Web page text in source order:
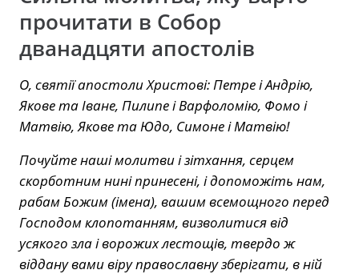
прочитати в Собор
дванадцяти апостолів
О, святії апостоли Христові: Петре і Андрію,
Якове та Іване, Пилипе і Варфоломію, Фомо і
Матвію, Якове та Юдо, Симоне і Матвію!
Почуйте наші молитви і зітхання, серцем
скорботним нині принесені, і допоможіть нам,
рабам Божим (імена), вашим всемощного перед
Господом клопотанням, визволитися від
усякого зла і ворожих лестощів, твердо ж
віддану вами віру православну зберігати, в ній